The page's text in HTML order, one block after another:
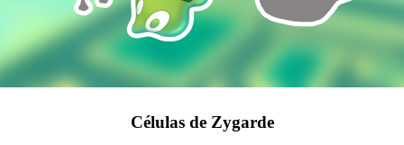
Células de Zygarde